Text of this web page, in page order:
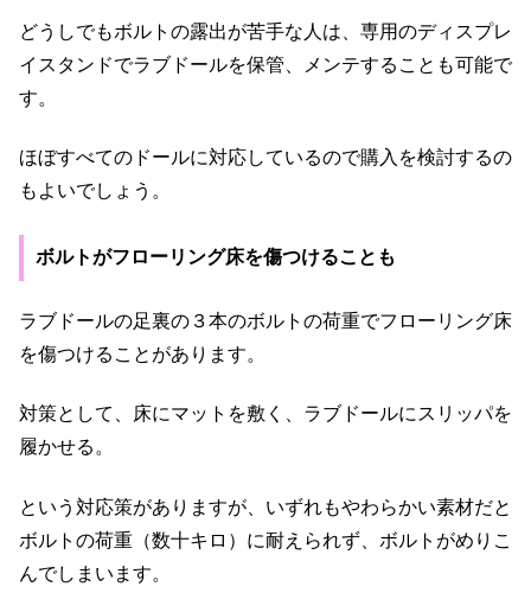
どうしでもボルトの露出が苦手な人は、専用のディスプレ
イスタンドでラブドールを保管、メンテすることも可能で
す。
ほぼすべてのドールに対応しているので購入を検討するの
もよいでしょう。
ボルトがフローリング床を傷つけることも
ラブドールの足裏の３本のボルトの荷重でフローリング床
を傷つけることがあります。
対策として、床にマットを敷く、ラブドールにスリッパを
履かせる。
という対応策がありますが、いずれもやわらかい素材だと
ボルトの荷重（数十キロ）に耐えられず、ボルトがめりこ
んでしまいます。